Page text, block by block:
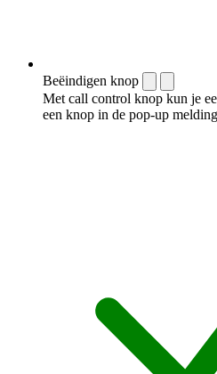
Beëindigen knop
Met call control knop kun je
een knop in de pop-up